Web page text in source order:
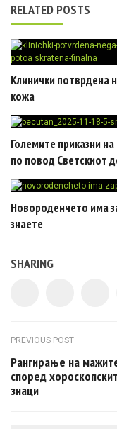
RELATED POSTS
Клинички потврдена
кожа
Големите приказни
по повод Светскиот
Новороденчето има
знаете
SHARING
Post
PREVIOUS POST
Рангирање на
според
знаци